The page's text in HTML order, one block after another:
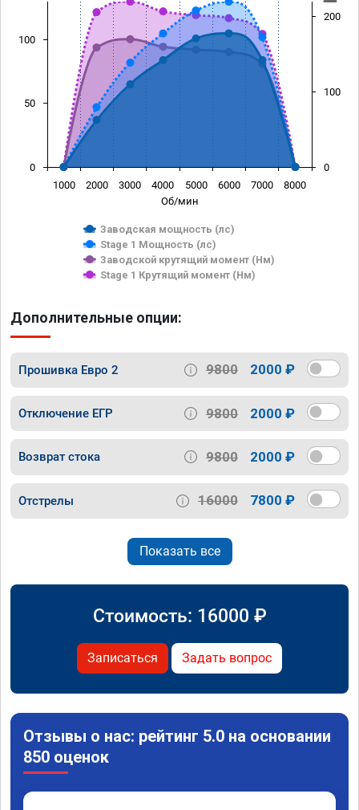
Об/мин
Заводская мощность (лс)
Stage 1 Мощность (лс)
Заводской крутящий момент (Нм)
Stage 1 Крутящий момент (Нм)
1000 2000 3000 4000 5000 6000 7000 8000
0
50
100
0
100
200
Дополнительные опции:
Прошивка Евро 2 9800 2000 ₽
Отключение ЕГР 9800 2000 ₽
Возврат стока 9800 2000 ₽
Отстрелы 16000 7800 ₽
Показать все
Стоимость: 16000 ₽
Записаться Задать вопрос
Отзывы о нас: рейтинг 5.0 на основании
850 оценок